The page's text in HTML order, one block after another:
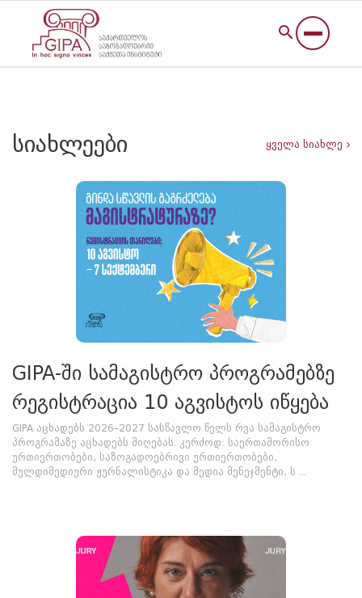
სიახლეები ყველა სიახლე
GIPA-ში სამაგისტრო პროგრამებზე
რეგისტრაცია 10 აგვისტოს იწყება
GIPA აცხადებს 2026–2027 სასწავლო წელს რვა სამაგისტრო
პროგრამაზე აცხადებს მიღებას. კერძოდ: საერთაშორისო
ურთიერთობები, საზოგადოებრივი ურთიერთობები,
მულდიმედიური ჟურნალისტიკა და მედია მენეჯმენტი, ს ...